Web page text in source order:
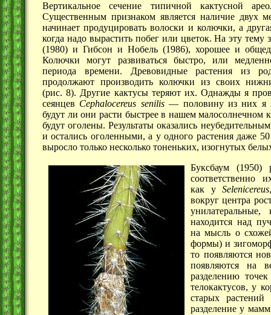
Вертикальное сечение типичной кактусной
Существенным признаком является наличие двух
начинает продуцировать волоски и колючки, а
когда надо вырастить побег или цветок. На эту тему
(1980) и Гибсон и Нобель (1986), хорошее и
Колючки могут развиваться быстро, или
периода времени. Древовидные растения из
продолжают производить колючки из своих
(рис. 8). Другие кактусы теряют их. Однажды я
сеянцев Cephalocereus senilis— половину из них я
будут ли они расти быстрее в нашем малосолнечном
будут оголены. Результаты оказались
и остались оголенными, а у одного растения даже 50
выросло только несколько тоненьких, изогнутых
Буксбаум (1950)
соответственно
как уSelenicereus
вокруг центра
унилатеральные,
находится над
на мысль о
формы) и
то появляются
появляются на
разделению
телокактусов, у
старых
разделение у